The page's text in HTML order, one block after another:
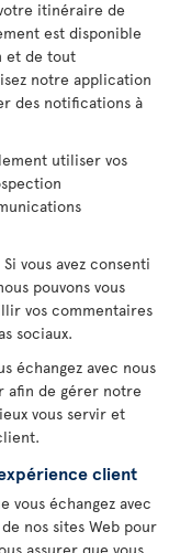
itinéraire de
est disponible
et de tout
notre application
des notifications à
utiliser vos
vous avez consenti
pouvons vous
vos commentaires
sociaux.
échangez avec nous
afin de gérer notre
vous servir et
client
vous échangez avec
nos sites Web pour